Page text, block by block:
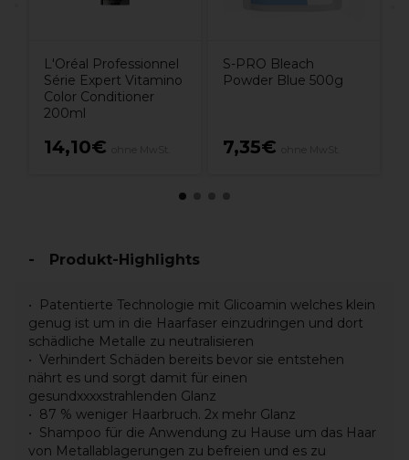
L'Oréal Professionnel
Série Expert Vitamino
Color Conditioner
200ml
14,10€
S-PRO Bleach
Powder Blue 500g
7,35€
Produkt-Highlights
Patentierte Technologie mit Glicoamin welches klein
genug ist um in die Haarfaser einzudringen und dort
schädliche Metalle zu neutralisieren
Verhindert Schäden bereits bevor sie entstehen
nährt es und sorgt damit für einen
gesundxxxxstrahlenden Glanz
87 % weniger Haarbruch. 2x mehr Glanz
Shampoo für die Anwendung zu Hause um das Haar
von Metallablagerungen zu befreien und es zu